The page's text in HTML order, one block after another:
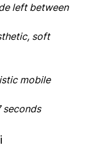
left between
soft
mobile
seconds